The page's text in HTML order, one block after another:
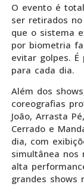
O evento é
ser retirados no
que o sistema
por biometria
evitar golpes. É
para cada dia.
Além dos
coreografias
João, Arrasta
Cerrado e
dia, com
simultânea nos
alta
grandes shows